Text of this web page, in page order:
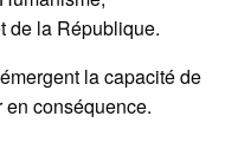
de la République.
la capacité de
en conséquence.